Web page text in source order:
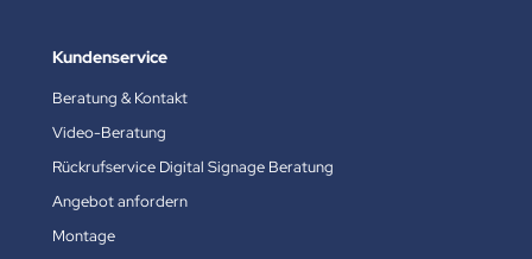
Kundenservice
Beratung & Kontakt
Video-Beratung
Rückrufservice Digital Signage Beratung
Angebot anfordern
Montage